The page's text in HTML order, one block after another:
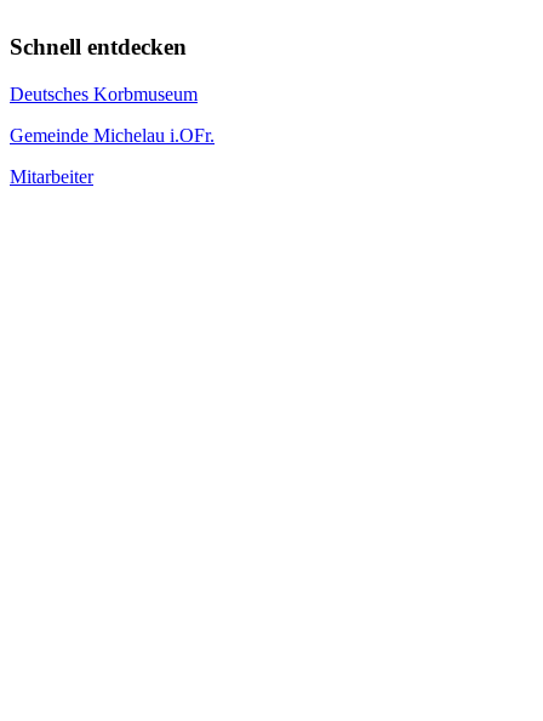
Schnell entdecken
Deutsches Korbmuseum
Gemeinde Michelau i.OFr.
Mitarbeiter